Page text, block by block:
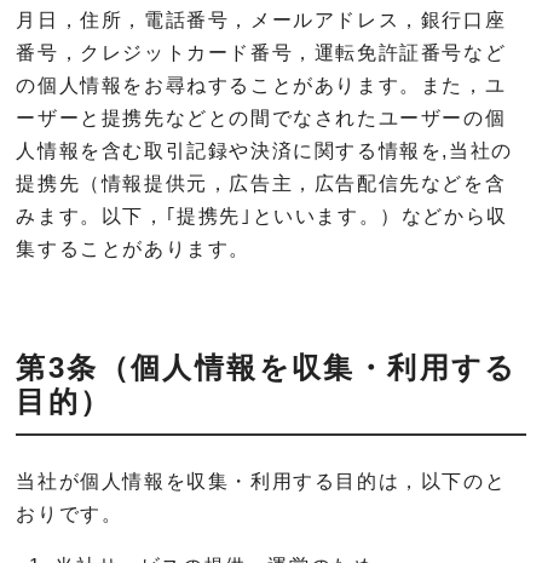
月日，住所，電話番号，メールアドレス，銀行口座
番号，クレジットカード番号，運転免許証番号など
の個人情報をお尋ねすることがあります。また，ユ
ーザーと提携先などとの間でなされたユーザーの個
人情報を含む取引記録や決済に関する情報を,当社の
提携先（情報提供元，広告主，広告配信先などを含
みます。以下，｢提携先｣といいます。）などから収
集することがあります。
第3条（個人情報を収集・利用する
目的）
当社が個人情報を収集・利用する目的は，以下のと
おりです。